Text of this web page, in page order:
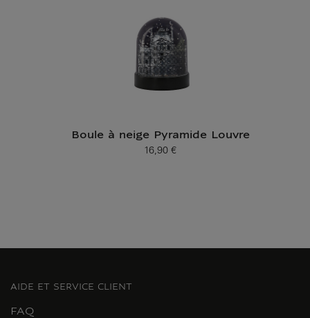
Boule à neige Pyramide Louvre
Prix ​​actuel
16,90 €
AIDE ET SERVICE CLIENT
FAQ